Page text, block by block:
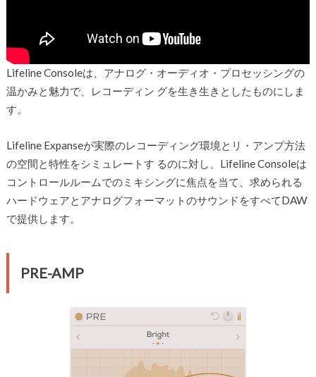
Lifeline Consoleは、アナログ・オーディオ・プロセッシングの
温かみと魅力で、レコーディン グを生き生きとしたものにしま
す。
Lifeline Expanseが実際のレコーディング環境とリ・アンプ方法
の空間と特性をシミュレートす るのに対し、Lifeline Consoleは
コントロールルームでのミキシングに焦点を当て、求められる
ハードウェアとアナログフォーマットのサウンドをすべてDAW
で提供します。
PRE-AMP